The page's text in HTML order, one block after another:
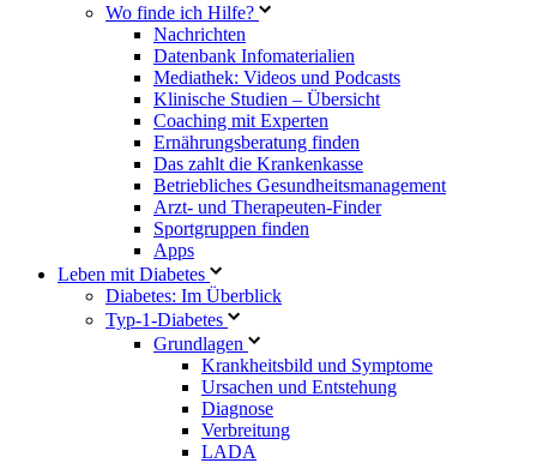
Wo finde ich Hilfe?
Nachrichten
Datenbank Infomaterialien
Mediathek: Videos und Podcasts
Klinische Studien – Übersicht
Coaching mit Experten
Ernährungsberatung finden
Das zahlt die Krankenkasse
Betriebliches Gesundheitsmanagement
Arzt- und Therapeuten-Finder
Sportgruppen finden
Apps
Leben mit Diabetes
Diabetes: Im Überblick
Typ-1-Diabetes
Grundlagen
Krankheitsbild und Symptome
Ursachen und Entstehung
Diagnose
Verbreitung
LADA